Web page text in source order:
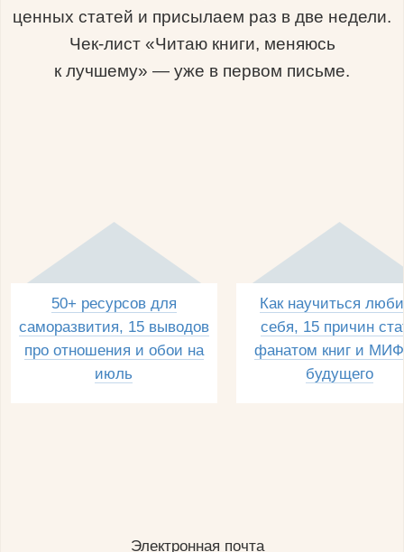
ценных статей и присылаем раз в две недели.
Чек-лист «Читаю книги, меняюсь
к лучшему» — уже в первом письме.
50+ ресурсов для
саморазвития, 15 выводов
про отношения и обои на
июль
Как научиться
себя, 15 причин
фанатом книг и
будущего
Электронная почта